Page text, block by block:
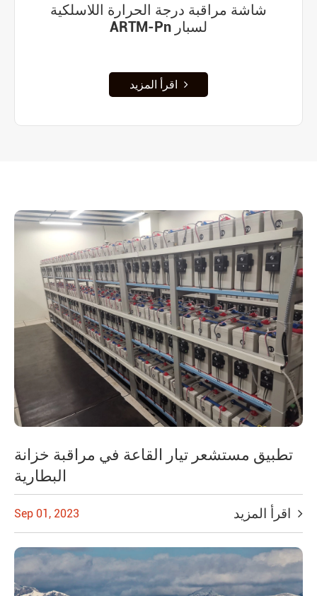
شاشة مراقبة درجة الحرارة اللاسلكية
ARTM-Pn لسبار
تطبيق مستشعر تيار القاعة في مراقبة خزانة
البطارية
Sep 01, 2023